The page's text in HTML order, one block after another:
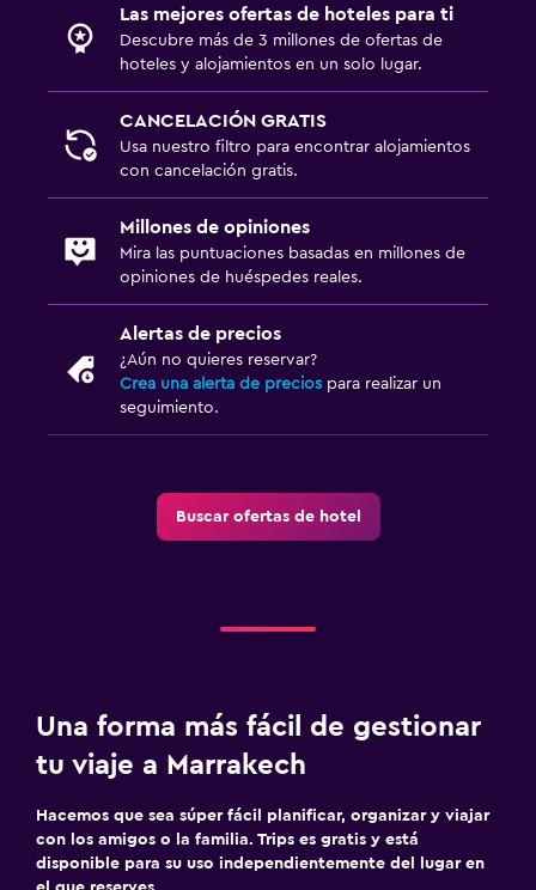
Las mejores ofertas de hoteles para ti
Descubre más de 3 millones de ofertas de
hoteles y alojamientos en un solo lugar.
CANCELACIÓN GRATIS
Usa nuestro filtro para encontrar alojamientos
con cancelación gratis.
Millones de opiniones
Mira las puntuaciones basadas en millones de
opiniones de huéspedes reales.
Alertas de precios
¿Aún no quieres reservar?
Crea una alerta de precios para realizar un
seguimiento.
Buscar ofertas de hotel
Una forma más fácil de gestionar
tu viaje a Marrakech
Hacemos que sea súper fácil planificar, organizar y viajar
con los amigos o la familia. Trips es gratis y está
disponible para su uso independientemente del lugar en